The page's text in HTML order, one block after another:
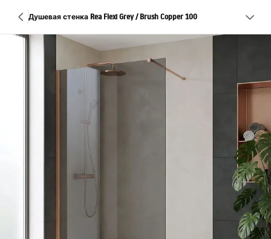
Душевая стенка Rea Flexi Grey / Brush Copper 100